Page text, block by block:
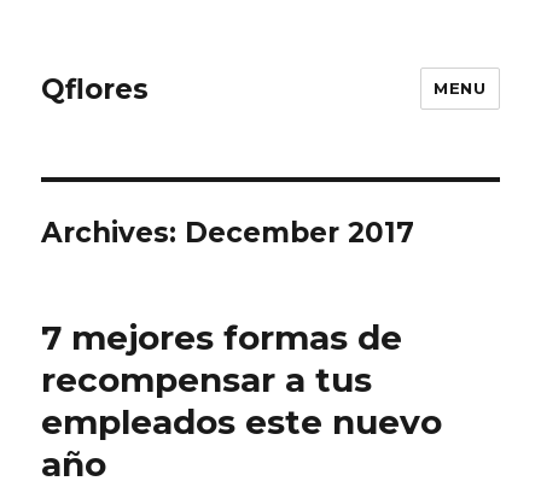
Qflores MENU
Archives: December 2017
7 mejores formas de
recompensar a tus
empleados este nuevo
año